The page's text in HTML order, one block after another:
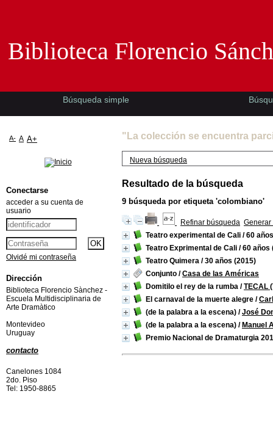
"La colección se encuentra
Nueva búsqueda
Resultado de la búsqueda
9 búsqueda por etiqueta 'colombiano'
Refinar búsqueda Generar
Teatro experimental de Cali / 60 años
Teatro Exprimental de Cali / 60 años
Teatro Quimera / 30 años (2015)
Conjunto /Casa de las Américas
Domitilo el rey de la rumba /TECAL
El carnaval de la muerte alegre /
(de la palabra a la escena) /José
(de la palabra a la escena) / Manuel
Premio Nacional de Dramaturgia
Biblioteca Florencio
Búsqueda simple
A- A A+
Conectarse
acceder a su cuenta de
usuario
Olvidé mi contraseña
Dirección
Biblioteca Florencio Sànchez -
Escuela Multidisciplinaria de
Arte Dramàtico
Montevideo
Uruguay
contacto
Canelones 1084
2do. Piso
Tel: 1950-8865